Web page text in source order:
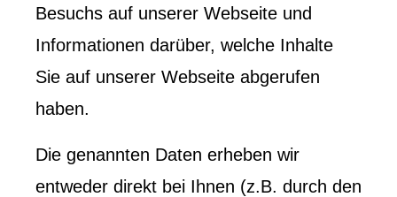
Besuchs auf unserer Webseite und
Informationen darüber, welche Inhalte
Sie auf unserer Webseite abgerufen
haben.
Die genannten Daten erheben wir
entweder direkt bei Ihnen (z.B. durch den